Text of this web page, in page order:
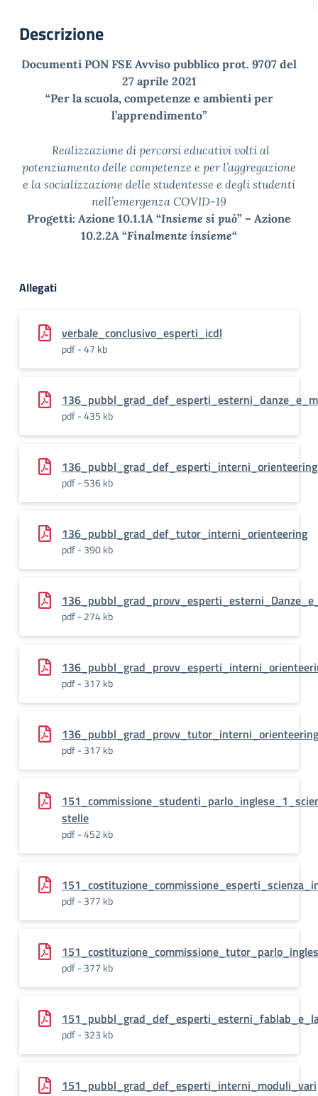
Descrizione
Documenti PON FSE Avviso pubblico prot. 9707 del
27 aprile 2021
“Per la scuola, competenze e ambienti per
l’apprendimento”
Realizzazione di percorsi educativi volti al
potenziamento delle competenze e per l’aggregazione
e la socializzazione delle studentesse e degli studenti
nell’emergenza COVID-19
Progetti: Azione 10.1.1A “Insieme si può” – Azione
10.2.2A “Finalmente insieme“
Allegati
verbale_conclusivo_esperti_icdl
pdf - 47 kb
pdf - 435 kb
136_pubbl_grad_def_esperti_interni_orienteering
pdf - 536 kb
136_pubbl_grad_def_tutor_interni_orienteering
pdf - 390 kb
pdf - 274 kb
pdf - 317 kb
136_pubbl_grad_provv_tutor_interni_orienteering
pdf - 317 kb
stelle
pdf - 452 kb
pdf - 377 kb
pdf - 377 kb
pdf - 323 kb
151_pubbl_grad_def_esperti_interni_moduli_vari